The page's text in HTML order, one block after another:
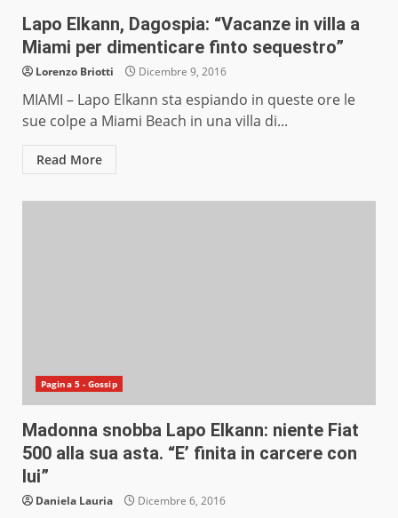
Lapo Elkann, Dagospia: “Vacanze in villa a
Miami per dimenticare finto sequestro”
Lorenzo Briotti Dicembre 9, 2016
MIAMI – Lapo Elkann sta espiando in queste ore le
sue colpe a Miami Beach in una villa di...
Read More
Pagina 5 - Gossip
Madonna snobba Lapo Elkann: niente Fiat
500 alla sua asta. “E’ finita in carcere con
lui”
Daniela Lauria Dicembre 6, 2016